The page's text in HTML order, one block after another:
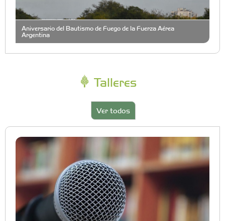
Aniversario del Bautismo de Fuego de la Fuerza Aérea
Argentina
Talleres
Ver todos